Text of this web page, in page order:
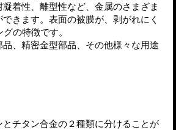
着性、離型性など、金属のさまざま
きます。表面の被膜が、剥がれにく
の特徴です。
、精密金型部品、その他様々な用途
チタン合金の２種類に分けることが